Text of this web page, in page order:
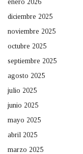
enero 2026
diciembre 2025
noviembre 2025
octubre 2025
septiembre 2025
agosto 2025
julio 2025
junio 2025
mayo 2025
abril 2025
marzo 2025